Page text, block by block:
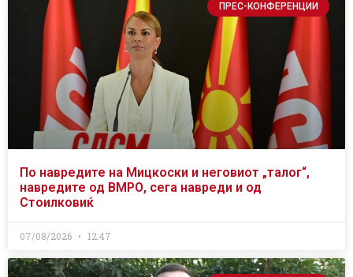
ПРЕС-КОНФЕРЕНЦИИ
По навредите на Мицкоски и неговиот „талог“,
навредите од ВМРО, сега навреди и од
Стоилковиќ
07/08/2026 12:47